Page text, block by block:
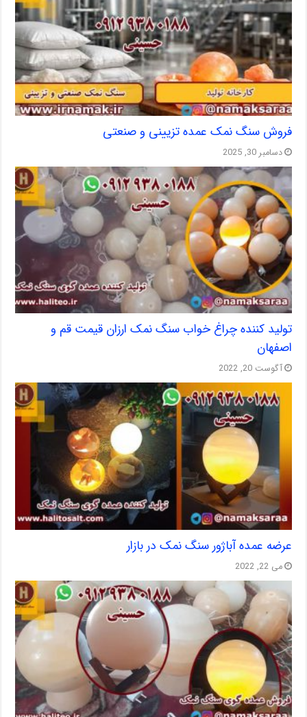
فروش سنگ نمک عمده تزیینی و صنعتی
دسامبر 30, 2025
تولید کننده چراغ خواب سنگ نمک ارزان قیمت قم و
اصفهان
آگوست 20, 2022
عرضه عمده آباژور سنگ نمک در بازار
می 22, 2022